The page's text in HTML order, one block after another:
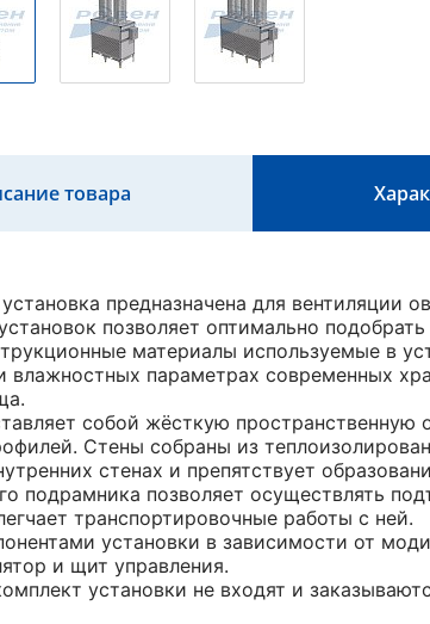
товара
предназначена для
позволяет оптимально
материалы используемые в
влажностных параметрах современных
собой жёсткую
Стены собраны из
стенах и препятствует
подрамника позволяет осуществлять
транспортировочные работы с ней.
установки в зависимости от
и щит управления.
установки не входят и